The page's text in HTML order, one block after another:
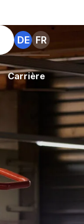
DE FR
Carrière